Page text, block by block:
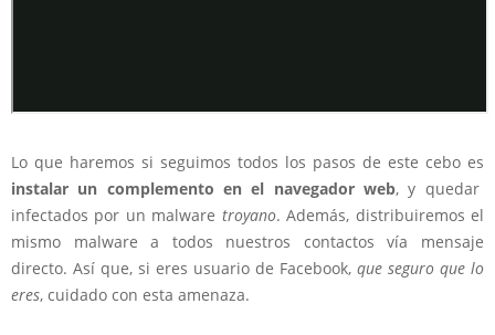
Lo que haremos si seguimos todos los pasos de este cebo es
instalar un complemento en el navegador web, y quedar
infectados por un malware troyano. Además, distribuiremos el
mismo malware a todos nuestros contactos vía mensaje
directo. Así que, si eres usuario de Facebook, que seguro que lo
eres, cuidado con esta amenaza.